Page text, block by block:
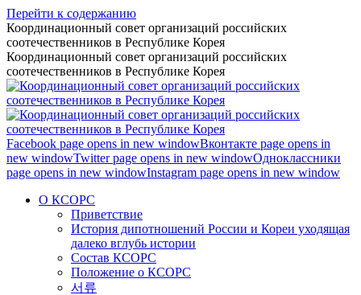
Перейти к содержанию
Координационный совет организаций российских
соотечественников в Республике Корея
Координационный совет организаций российских
соотечественников в Республике Корея
Facebook page opens in new windowВконтакте page opens in
new windowTwitter page opens in new windowОдноклассники
page opens in new windowInstagram page opens in new window
О КСОРС
Приветствие
История дипотношений России и Кореи уходящая
далеко вглубь истории
Состав КСОРС
Положение о КСОРС
서류